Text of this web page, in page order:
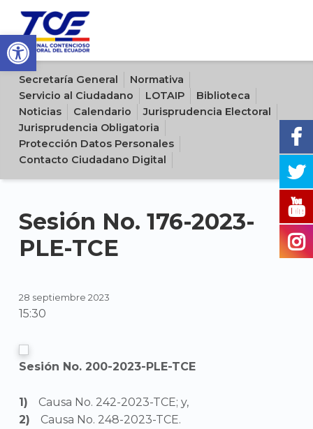
Open toolbar
Sitio oficial del Tribunal Contencioso Electoral del Ecuador
Secretaría General
Normativa
Servicio al Ciudadano
LOTAIP
Biblioteca
Noticias
Calendario
Jurisprudencia Electoral
Jurisprudencia Obligatoria
Protección Datos Personales
Contacto Ciudadano Digital
Sesión No. 176-2023-
PLE-TCE
28 septiembre 2023
15:30
Sesión No. 200-2023-PLE-TCE
Causa No. 242-2023-TCE; y,
Causa No. 248-2023-TCE.